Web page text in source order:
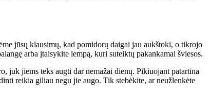
jū­sų klau­si­mų, kad po­mi­do­rų dai­gai jau aukš­to­ki, o tik­ro­jo
ar­ba įtai­sy­ki­te lem­pą, ku­ri su­teik­tų pa­kan­ka­mai švie­sos.
juk jiems teks aug­ti dar ne­ma­žai die­nų. Pi­kiuo­jant pa­tar­ti­na
rei­kia gi­liau ne­gu jie au­go. Tik ste­bė­ki­te, ar ne­už­len­kė­te